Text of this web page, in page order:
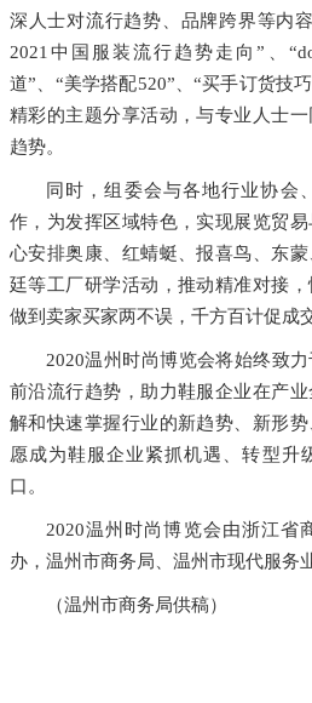
深人士对流行趋势、品牌跨界等内
2021中国服装流行趋势走向”、
道”、“美学搭配520”、“买手订货技
精彩的主题分享活动，与专业人士
趋势。
同时，组委会与各地行业协会
作，为发挥区域特色，实现展览贸
心安排奥康、红蜻蜓、报喜鸟、东
廷等工厂研学活动，推动精准对接
做到卖家买家两不误，千方百计促成
2020温州时尚博览会将始终致
前沿流行趋势，助力鞋服企业在产
解和快速掌握行业的新趋势、新形
愿成为鞋服企业紧抓机遇、转型升
口。
2020温州时尚博览会由浙江省
办，温州市商务局、温州市现代服务
（温州市商务局供稿）